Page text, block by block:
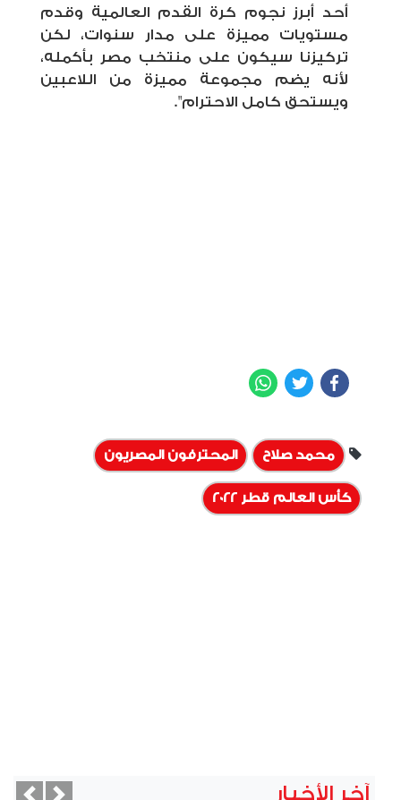
أحد أبرز نجوم كرة القدم العالمية وقدم
مستويات مميزة على مدار سنوات، لكن
تركيزنا سيكون على منتخب مصر بأكمله،
لأنه يضم مجموعة مميزة من اللاعبين
ويستحق كامل الاحترام".
Facebook
Twitter
محمد صلاح المحترفون المصريون
كأس العالم قطر 2022
آخر الأخبار